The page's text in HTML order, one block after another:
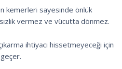
kemerleri sayesinde önlük
vermez ve vücutta dönmez.
ihtiyacı hissetmeyeceği için